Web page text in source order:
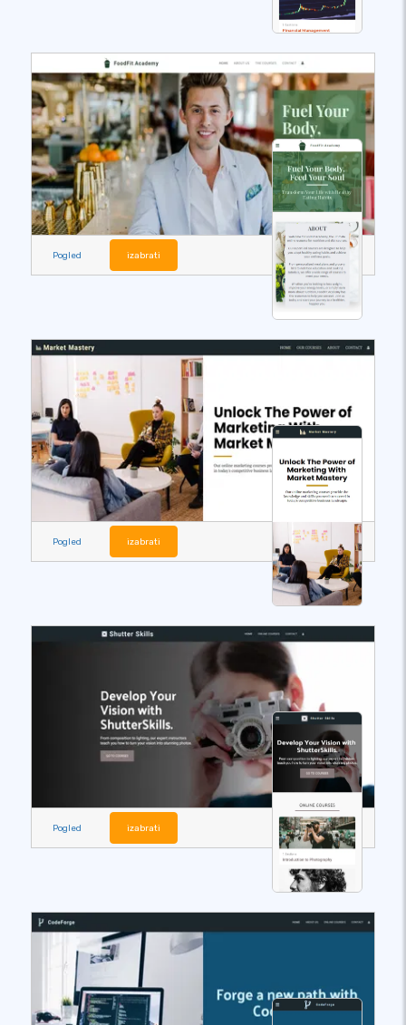
Pogled izabrati
Pogled izabrati
Pogled izabrati